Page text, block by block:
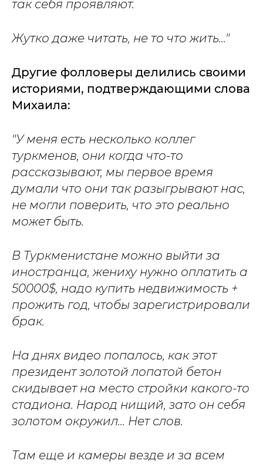
так себя проявляют.
Жутко даже читать, не то что жить..."
Другие фолловеры делились своими
историями, подтверждающими слова
Михаила:
"У меня есть несколько коллег
туркменов, они когда что-то
рассказывают, мы первое время
думали что они так разыгрывают нас,
не могли поверить, что это реально
может быть.
В Туркменистане можно выйти за
иностранца, жениху нужно оплатить а
50000$, надо купить недвижимость +
прожить год, чтобы зарегистрировали
брак.
На днях видео попалось, как этот
президент золотой лопатой бетон
скидывает на место стройки какого-то
стадиона. Народ нищий, зато он себя
золотом окружил... Нет слов.
Там еще и камеры везде и за всем